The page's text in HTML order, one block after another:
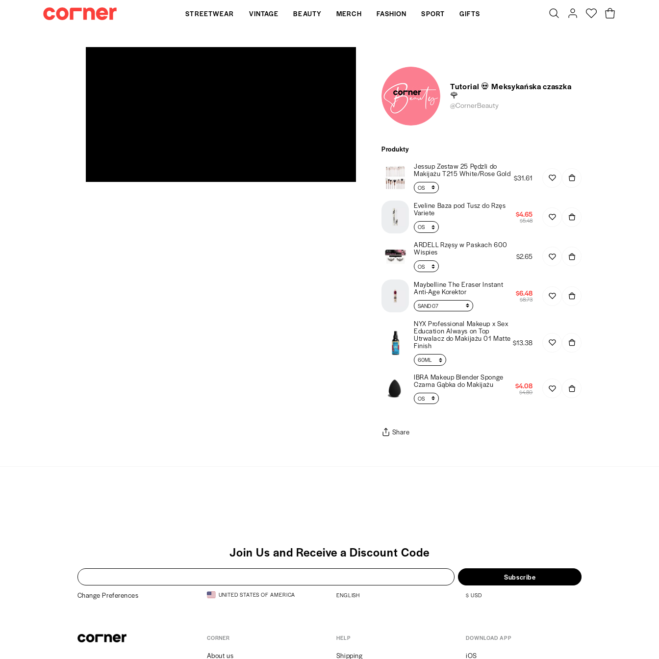
STREETWEAR VINTAGE BEAUTY MERCH FASHION SPORT GIFTS
Tutorial 💀 Meksykańska czaszka
🌹
@CornerBeauty
Produkty
Jessup Zestaw 25 Pędzli do
Makijażu T215 White/Rose Gold $31.61
Eveline Baza pod Tusz do Rzęs
Variete $4.65
$5.48
ARDELL Rzęsy w Paskach 600
Wispies $2.65
Maybelline The Eraser Instant
Anti-Age Korektor $6.48
$8.73
NYX Professional Makeup x Sex
Education Always on Top
Utrwalacz do Makijażu 01 Matte
Finish $13.38
IBRA Makeup Blender Sponge
Czarna Gąbka do Makijażu $4.08
$4.80
IBRA Makeup Żel do Mycia Pędzli
300ml $5.00
Share
Join Us and Receive a Discount Code
Subscribe
Change Preferences
UNITED STATES OF AMERICA ENGLISH $ USD
CORNER
About us
HELP
Shipping
DOWNLOAD APP
iOS